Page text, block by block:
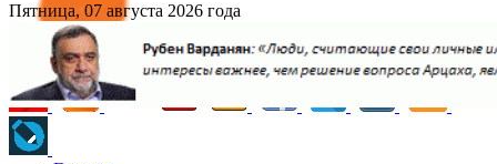
Пятница, 07 августа 2026 года